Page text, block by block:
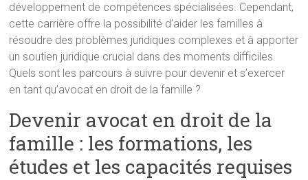
développement de compétences spécialisées. Cependant,
cette carrière offre la possibilité d’aider les familles à
résoudre des problèmes juridiques complexes et à apporter
un soutien juridique crucial dans des moments difficiles.
Quels sont les parcours à suivre pour devenir et s’exercer
en tant qu’avocat en droit de la famille ?
Devenir avocat en droit de la
famille : les formations, les
études et les capacités requises